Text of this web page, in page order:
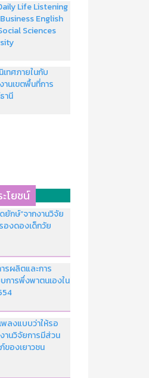
Life Listening
English
Sciences
ทศภายในกับ
นเขตพื้นที่การ
านี
โยชน์
ยักษ์”จากงานวิจัย
งดองเด็กวัย
รผลิตและการ
การพึ่งพาตนเองใน
ลงแบบว่าให้รอ
านวิจัยการมีส่วน
องเยาวชน